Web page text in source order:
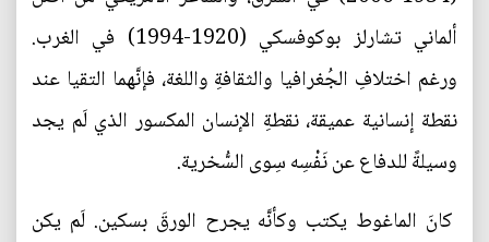
ألماني تشارلز بوكوفسكي (1920-1994) في الغرب.
ورغم اختلافِ الجُغرافيا والثقافةِ واللغة، فإنَّهما التقيا عند
نقطة إنسانية عميقة، نقطةِ الإنسان المكسور الذي لَم يجد
وسيلةً للدفاع عن نَفْسِه سِوى السُّخرية.
كانَ الماغوط يكتب وكأنَّه يجرح الورقَ بسكين. لَم يكن